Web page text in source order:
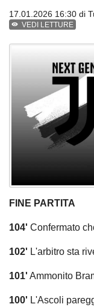
17.01.2026 16:30 di
VEDI LETTURE
FINE PARTITA
104' Confermato
102' L'arbitro sta
101' Ammonito
100' L'Ascoli